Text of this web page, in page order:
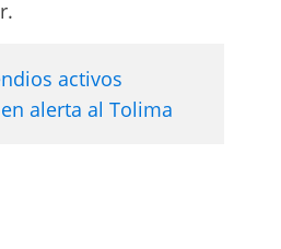
activos
alerta al Tolima